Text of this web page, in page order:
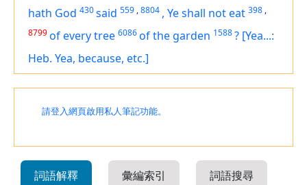
hath God 430said 559 ,8804 , Ye shall not eat 398 ,
8799of every tree 6086of the garden 1588? [Yea...:
Heb. Yea, because, etc.]
請登入網頁啟用私人筆記功能。
詞語解釋 彙編索引 詞語搜尋